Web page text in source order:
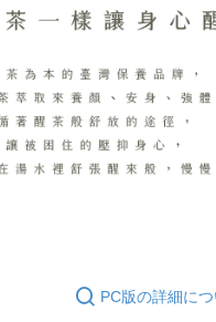
PC版の詳細に